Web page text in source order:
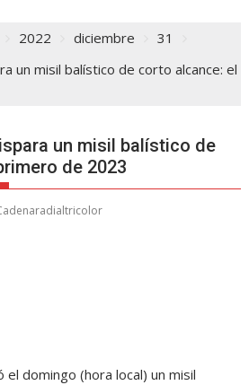
2022 diciembre
31
un misil balístico de corto alcance: el
un misil balístico de
de 2023
domingo (hora local) un misil